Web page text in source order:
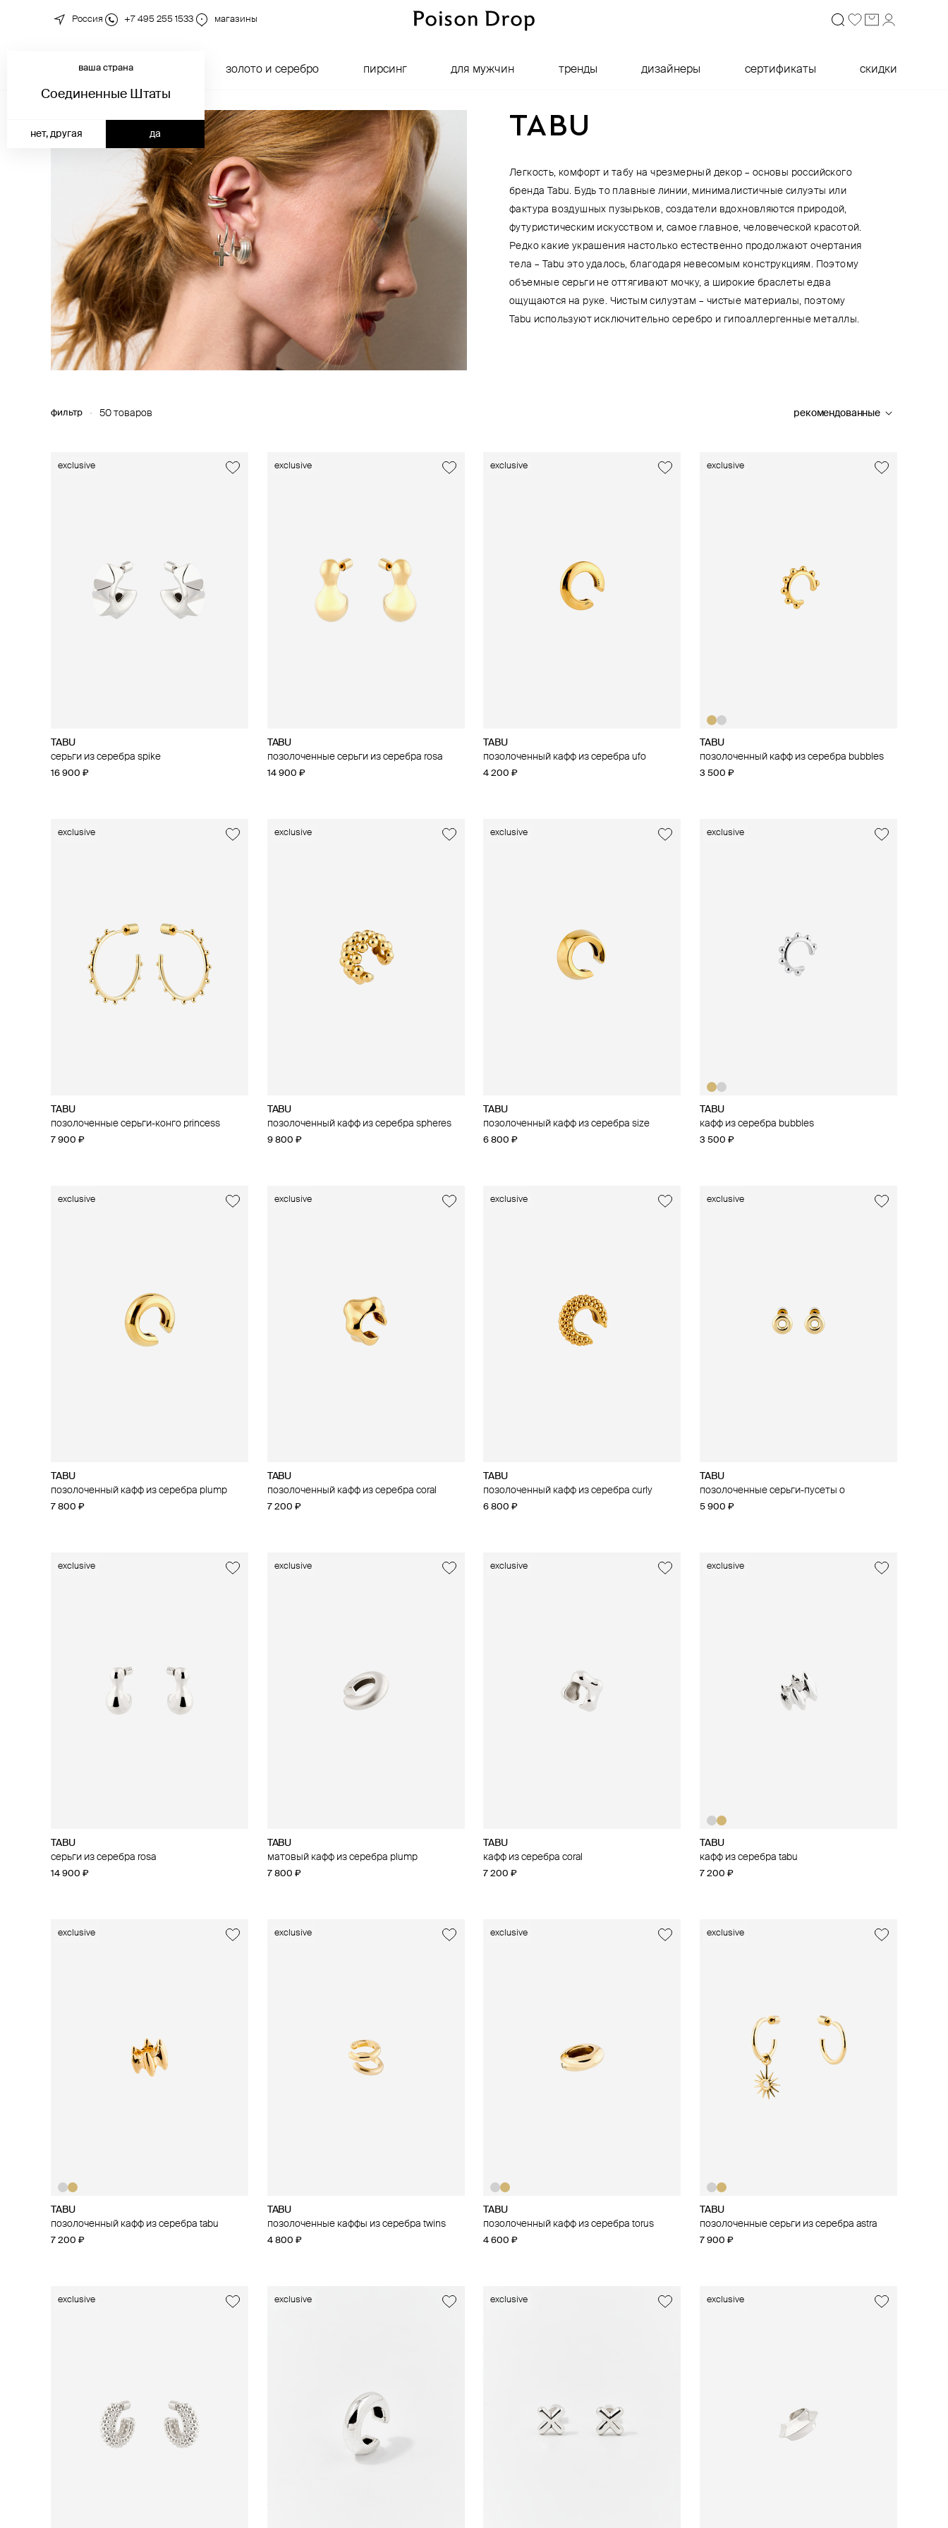
Россия +7 495 255 1533 магазины
новинки золото и серебро пирсинг для мужчин тренды дизайнеры сертификаты скидки
ваша страна
Соединенные Штаты
да
нет, другая TABU
Легкость, комфорт и табу на чрезмерный декор – основы российского
бренда Tabu. Будь то плавные линии, минималистичные силуэты или
фактура воздушных пузырьков, создатели вдохновляются природой,
футуристическим искусством и, самое главное, человеческой красотой.
Редко какие украшения настолько естественно продолжают очертания
тела – Tabu это удалось, благодаря невесомым конструкциям. Поэтому
объемные серьги не оттягивают мочку, а широкие браслеты едва
ощущаются на руке. Чистым силуэтам – чистые материалы, поэтому
Tabu используют исключительно серебро и гипоаллергенные металлы.
фильтр 50 товаров рекомендованные
exclusive
TABU
серьги из серебра spike
16 900 ₽
exclusive
TABU
позолоченные серьги из серебра rosa
14 900 ₽
exclusive
TABU
позолоченный кафф из серебра ufo
4 200 ₽
exclusive
TABU
позолоченный кафф из серебра bubbles
3 500 ₽
exclusive
TABU
позолоченные серьги-конго princess
7 900 ₽
exclusive
TABU
позолоченный кафф из серебра spheres
9 800 ₽
exclusive
TABU
позолоченный кафф из серебра size
6 800 ₽
exclusive
TABU
кафф из серебра bubbles
3 500 ₽
exclusive
TABU
позолоченный кафф из серебра plump
7 800 ₽
exclusive
TABU
позолоченный кафф из серебра coral
7 200 ₽
exclusive
TABU
позолоченный кафф из серебра curly
6 800 ₽
exclusive
TABU
позолоченные серьги-пусеты o
5 900 ₽
exclusive
TABU
серьги из серебра rosa
14 900 ₽
exclusive
TABU
матовый кафф из серебра plump
7 800 ₽
exclusive
TABU
кафф из серебра coral
7 200 ₽
exclusive
TABU
кафф из серебра tabu
7 200 ₽
exclusive
TABU
позолоченный кафф из серебра tabu
7 200 ₽
exclusive
TABU
позолоченные каффы из серебра twins
4 800 ₽
exclusive
TABU
позолоченный кафф из серебра torus
4 600 ₽
exclusive
TABU
позолоченные серьги из серебра astra
7 900 ₽
exclusive exclusive exclusive exclusive